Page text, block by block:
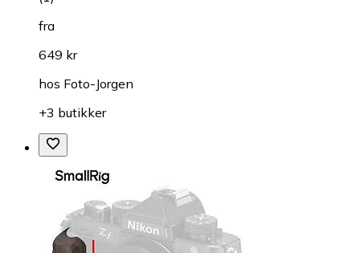
fra
649 kr
hos Foto-Jorgen
+3 butikker